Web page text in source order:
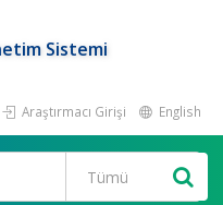
Sistemi
Araştırmacı Girişi English